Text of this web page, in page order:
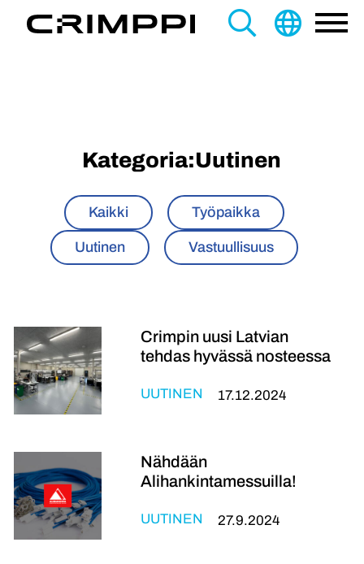
Kategoria:Uutinen
Kaikki Työpaikka
Uutinen Vastuullisuus
Crimpin uusi Latvian
tehdas hyvässä nosteessa
UUTINEN 17.12.2024
Nähdään
Alihankintamessuilla!
UUTINEN 27.9.2024